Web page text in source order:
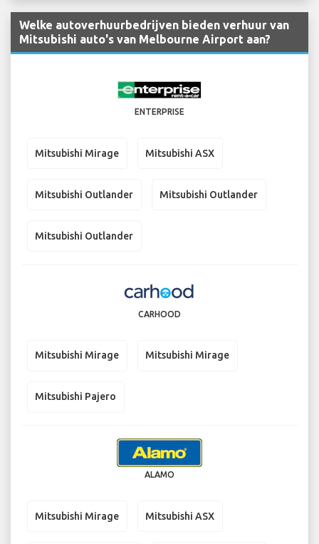
Welke autoverhuurbedrijven bieden verhuur van
Mitsubishi auto's van Melbourne Airport aan?
ENTERPRISE
Mitsubishi Mirage Mitsubishi ASX
Mitsubishi Outlander Mitsubishi Outlander
Mitsubishi Outlander
CARHOOD
Mitsubishi Mirage Mitsubishi Mirage
Mitsubishi Pajero
ALAMO
Mitsubishi Mirage Mitsubishi ASX